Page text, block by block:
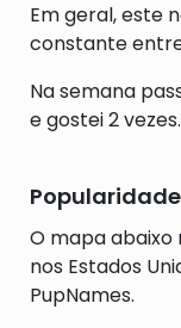
Em geral, este
constante
Na semana
e gostei 2 vezes.
O mapa abaixo
nos Estados
PupNames.